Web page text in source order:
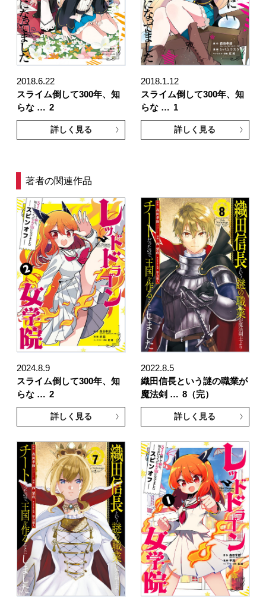
2018.6.22
スライム倒して300年、知
らな … 2
詳しく見る
2018.1.12
スライム倒して300年、知
らな … 1
詳しく見る
著者の関連作品
2024.8.9
スライム倒して300年、知
らな … 2
詳しく見る
2022.8.5
織田信長という謎の職業が
魔法剣 … 8（完）
詳しく見る